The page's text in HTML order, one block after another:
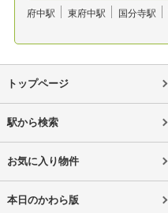
府中駅 東府中駅 国分寺駅
トップページ
駅から検索
お気に入り物件
本日のかわら版